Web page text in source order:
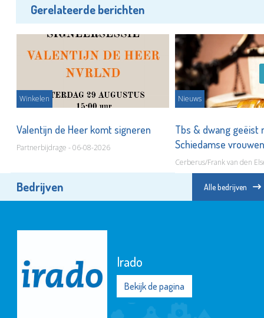
Gerelateerde berichten
Winkelen
Valentijn de Heer komt signeren
Partnerbijdrage - 06-08-2026
Nieuws
Tbs & dwang geëist
Schiedamse
Cerberus/Frank van den
Bedrijven Alle bedrijven
Irado
Bekijk de pagina